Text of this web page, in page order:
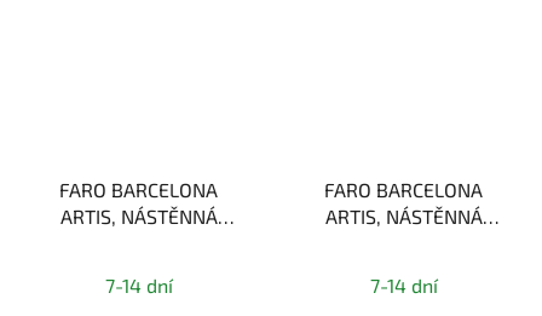
FARO BARCELONA
ARTIS, NÁSTĚNNÁ
1xE27
7-14 dní
FARO BARCELONA
ARTIS, NÁSTĚNNÁ
7-14 dní